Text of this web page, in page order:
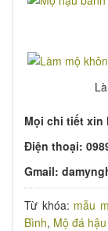
Mọi chi tiết xin
Điện thoại:
Gmail:
Từ khóa: mẫu
Bình, Mộ đá